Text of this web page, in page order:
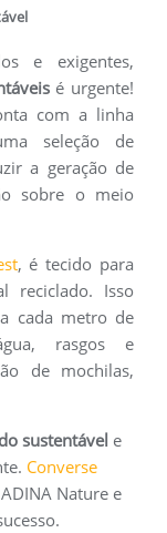
e exigentes,
é urgente!
com a linha
seleção de
a geração de
sobre o meio
, é tecido para
reciclado. Isso
cada metro de
rasgos e
de mochilas,
sustentável e
Converse
Nature e